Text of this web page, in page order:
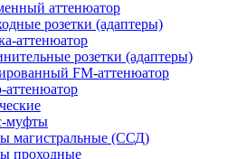
аттенюатор
розетки (адаптеры)
аттенюатор
розетки (адаптеры)
FM-аттенюатор
муфты
магистральные (ССД)
проходные